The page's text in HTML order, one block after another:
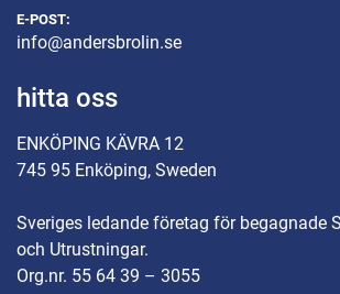
E-POST:
info@andersbrolin.se
hitta oss
ENKÖPING KÄVRA 12
745 95 Enköping, Sweden
Sveriges ledande företag för begagnade
och Utrustningar.
Org.nr. 55 64 39 – 3055